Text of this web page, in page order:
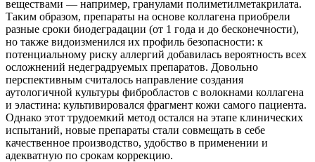
веществами — например, гранулами полиметилметакрилата.
Таким образом, препараты на основе коллагена приобрели
разные сроки биодеградации (от 1 года и до бесконечности),
но также видоизменился их профиль безопасности: к
потенциальному риску аллергий добавилась вероятность всех
осложнений недеградруемых препаратов. Довольно
перспективным считалось направление создания
аутологичной культуры фибробластов с волокнами коллагена
и эластина: культивировался фрагмент кожи самого пациента.
Однако этот трудоемкий метод остался на этапе клинических
испытаний, новые препараты стали совмещать в себе
качественное производство, удобство в применении и
адекватную по срокам коррекцию.